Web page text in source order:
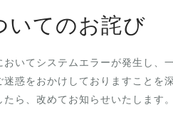
いてのお詫び
いてシステムエラーが発生し、
惑をおかけしておりますことを
ら、改めてお知らせいたします。